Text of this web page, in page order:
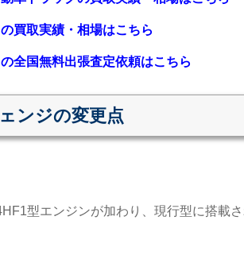
買取実績・相場はこちら
の全国無料出張査定依頼はこちら
ンジの変更点
型エンジンが加わり、現行型に搭載